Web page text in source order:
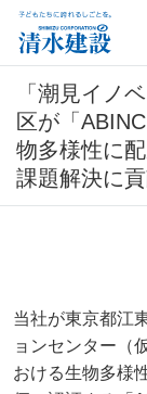
「潮見イノ
区が「
物多様性に
課題解決に
当社が東京都江
ョンセンター（
おける生物多様